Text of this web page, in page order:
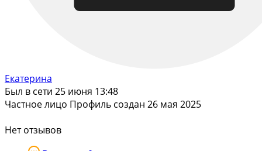
Екатерина
Был в сети 25 июня 13:48
Частное лицо Профиль создан 26 мая 2025
Нет отзывов